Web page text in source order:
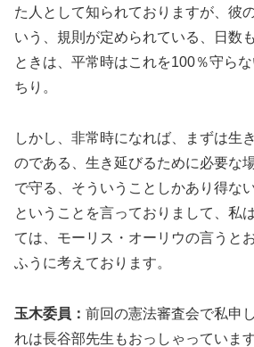
た人として知られておりますが、彼
いう、規則が定められている、日数
ときは、平常時はこれを100％守ら
ちり。
しかし、非常時になれば、まずは生
のである、生き延びるために必要な
で守る、そういうことしかあり得な
ということを言っておりまして、私
ては、モーリス・オーリウの言うと
ふうに考えております。
玉木委員： 前回の憲法審査会で私申
れは長谷部先生もおっしゃっていま